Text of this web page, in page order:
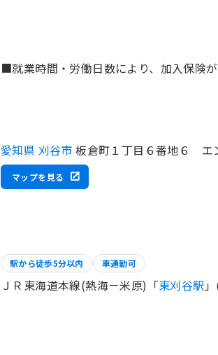
■就業時間・労働日数により、加入保険が
愛知県 刈谷市 板倉町１丁目６番地６ エ
マップを見る
駅から徒歩5分以内 車通勤可
ＪＲ東海道本線(熱海－米原)「東刈谷駅